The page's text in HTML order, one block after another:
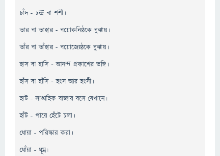
চাঁদ - চন্দ্র বা শশী।
তার বা তাহার - বয়োকনিষ্ঠকে বুঝায়।
তাঁর বা তাঁহার - বয়োজ্যেষ্ঠকে বুঝায়।
হাস বা হাসি - আনন্দ প্রকাশের ভঙ্গি।
হাঁস বা হাঁসি - হংস আর হংসী।
হাট - সাপ্তাহিক বাজার বসে যেখানে।
হাঁট - পায়ে হেঁটে চলা।
ধোয়া - পরিস্কার করা।
ধোঁয়া - ধূম্র।